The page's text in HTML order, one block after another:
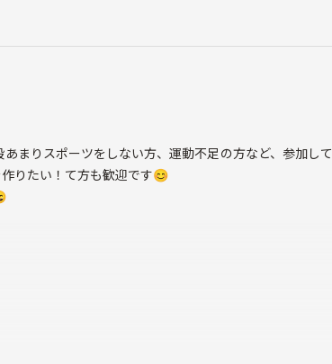
まりスポーツをしない方、運動不足の方など、参加して
りたい！て方も歓迎です😊